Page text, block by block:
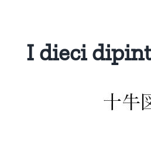
I dieci